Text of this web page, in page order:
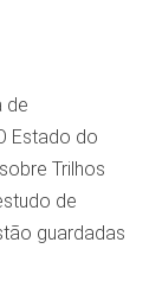
de
Estado do
Trilhos
de
guardadas